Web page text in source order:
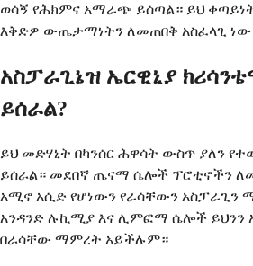
ወሳኝ የሕክምና አማራጭ ይሰጣል። ይህ
እቅድዎ ውጤታማነትን ለመጠበቅ አስፈላጊ
አስፓራጊኔዝ ኤርዊኒያ
ይሰራል?
ይህ መድሃኒት በካንሰር ሕዋሳት ውስጥ ያለን
ይሰራል። መደበኛ ጤናማ ሴሎች ፕሮቲኖችን
አሚኖ አሲድ የሆነውን የራሳቸውን አስፓራጊን
አንዳንድ ሉኪሚያ እና ሊምፎማ ሴሎች ይህንን
በራሳቸው ማምረት አይችሉም።